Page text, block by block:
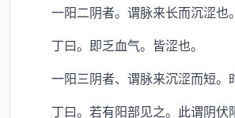
一阳二阴者。谓脉来长而沉涩也。
丁曰。即乏血气。皆涩也。
一阳三阴者、谓脉来沉涩而短。
丁曰。若有阳部见之。此谓阴伏